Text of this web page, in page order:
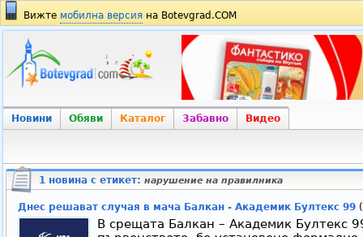
Вижте мобилна версия на Botevgrad.COM
Новини Обяви Каталог Забавно Видео
1 новина с етикет: нарушение на правилника
Днес решават случая в мача Балкан - Академик Бултекс 99
В срещата Балкан – Академик Бултекс